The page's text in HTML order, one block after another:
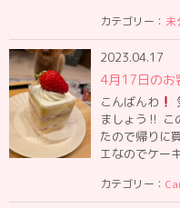
カテゴリー： 未
2023.04.17
4月17日のお
こんばんわ
ましょう‼︎ こ
たので帰りに
エなのでケー
カテゴリー：